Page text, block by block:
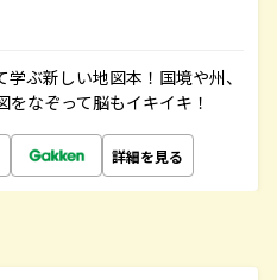
ぶ新しい地図本！国境や州、
なぞって脳もイキイキ！
詳細を見る